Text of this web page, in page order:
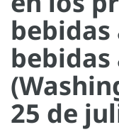
bebidas
25 de